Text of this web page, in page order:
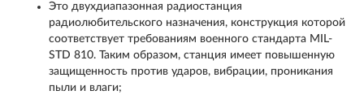
Это двухдиапазонная радиостанция
радиолюбительского назначения, конструкция которой
соответствует требованиям военного стандарта MIL-
STD 810. Таким образом, станция имеет повышенную
защищенность против ударов, вибрации, проникания
пыли и влаги;